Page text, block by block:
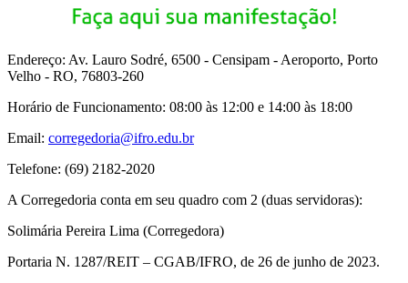
Endereço: Av. Lauro Sodré, 6500 - Censipam - Aeroporto, Porto
Velho - RO, 76803-260
Horário de Funcionamento: 08:00 às 12:00 e 14:00 às 18:00
Email: corregedoria@ifro.edu.br
Telefone: (69) 2182-2020
A Corregedoria conta em seu quadro com 2 (duas servidoras):
Solimária Pereira Lima (Corregedora)
Portaria N. 1287/REIT – CGAB/IFRO, de 26 de junho de 2023.